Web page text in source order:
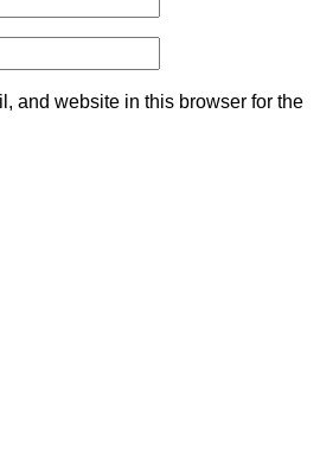
and website in this browser for the